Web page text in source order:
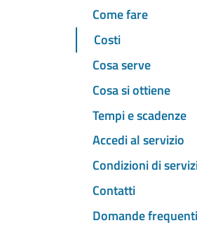
Come fare
Costi
Cosa serve
Cosa si ottiene
Tempi e scadenze
Accedi al servizio
Condizioni di
Contatti
Domande frequenti